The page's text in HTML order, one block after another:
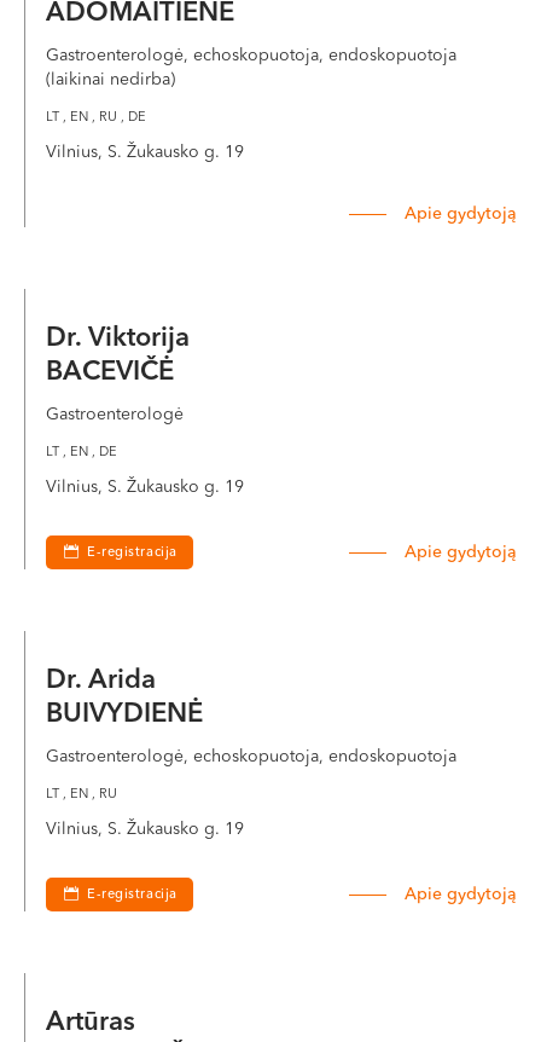
VI, VII --
ADOMAITIENĖ
Gastroenterologė, echoskopuotoja, endoskopuotoja
(laikinai nedirba)
LT , EN , RU , DE
Vilnius, S. Žukausko g. 19
Apie gydytoją
Dr. Viktorija
BACEVIČĖ
Gastroenterologė
LT , EN , DE
Vilnius, S. Žukausko g. 19
E-registracija Apie gydytoją
Dr. Arida
BUIVYDIENĖ
Gastroenterologė, echoskopuotoja, endoskopuotoja
LT , EN , RU
Vilnius, S. Žukausko g. 19
E-registracija Apie gydytoją
Artūras